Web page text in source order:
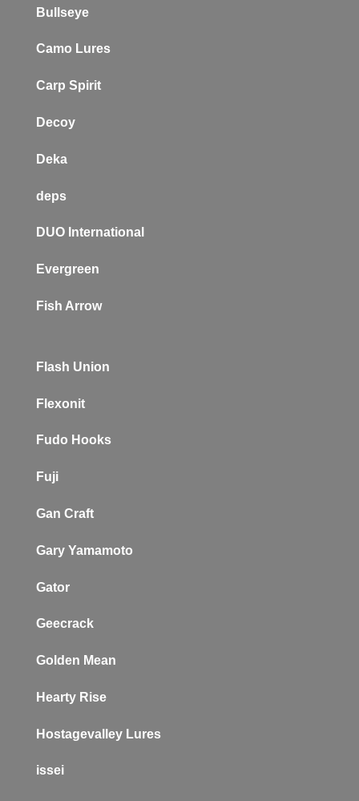
Bullseye
Camo Lures
Carp Spirit
Decoy
Deka
deps
DUO International
Evergreen
Fish Arrow
Flash Union
Flexonit
Fudo Hooks
Fuji
Gan Craft
Gary Yamamoto
Gator
Geecrack
Golden Mean
Hearty Rise
Hostagevalley Lures
issei